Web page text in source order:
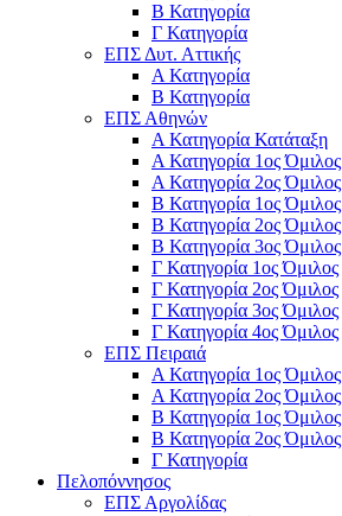
Β Κατηγορία
Γ Κατηγορία
ΕΠΣ Δυτ. Αττικής
Α Κατηγορία
Β Κατηγορία
ΕΠΣ Αθηνών
Α Κατηγορία Κατάταξη
Α Κατηγορία 1ος Όμιλος
Α Κατηγορία 2ος Όμιλος
Β Κατηγορία 1ος Όμιλος
Β Κατηγορία 2ος Όμιλος
Β Κατηγορία 3ος Όμιλος
Γ Κατηγορία 1ος Όμιλος
Γ Κατηγορία 2ος Όμιλος
Γ Κατηγορία 3ος Όμιλος
Γ Κατηγορία 4ος Όμιλος
ΕΠΣ Πειραιά
Α Κατηγορία 1ος Όμιλος
Α Κατηγορία 2ος Όμιλος
Β Κατηγορία 1ος Όμιλος
Β Κατηγορία 2ος Όμιλος
Γ Κατηγορία
Πελοπόννησος
ΕΠΣ Αργολίδας